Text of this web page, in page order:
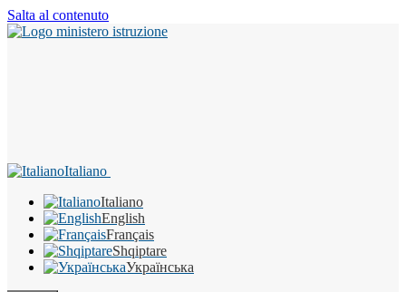
Salta al contenuto
Italiano
Italiano
English
Français
Shqiptare
Українська